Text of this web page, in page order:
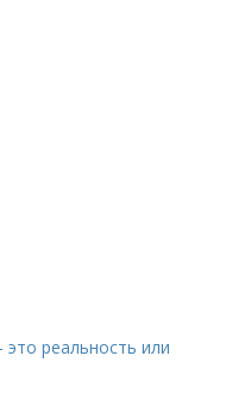
реальность или